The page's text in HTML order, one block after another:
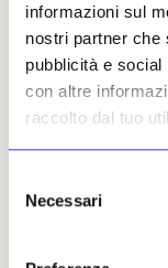
informazioni sul
nostri partner che
pubblicità e
con altre
raccolto dal tuo
delNecessari